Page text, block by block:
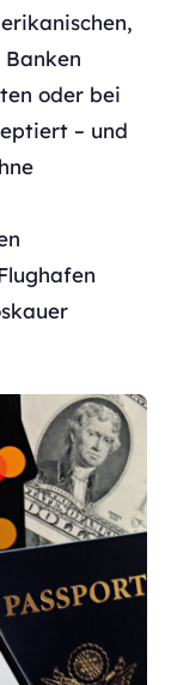
oder bei
– und